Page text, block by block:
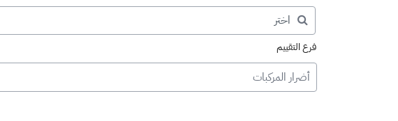
فرع التقييم
أضرار المركبات